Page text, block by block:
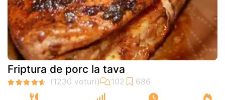
Friptura de porc la tava